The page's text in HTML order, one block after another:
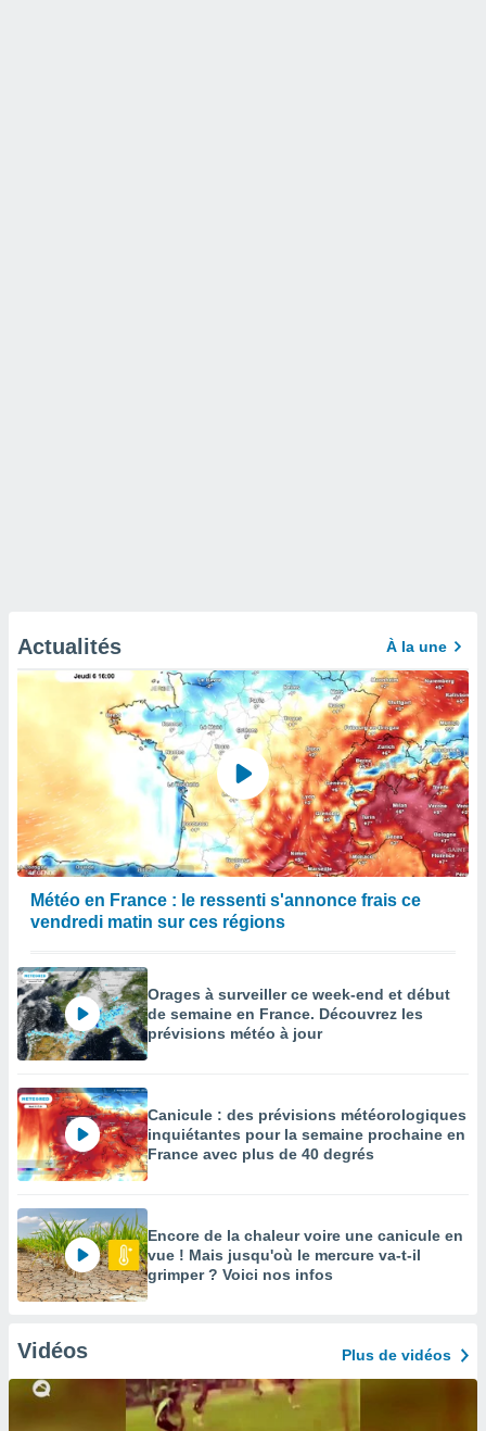
Actualités À la une
Météo en France : le ressenti s'annonce frais ce
vendredi matin sur ces régions
Orages à surveiller ce week-end et début
de semaine en France. Découvrez les
prévisions météo à jour
Canicule : des prévisions météorologiques
inquiétantes pour la semaine prochaine en
France avec plus de 40 degrés
Encore de la chaleur voire une canicule en
vue ! Mais jusqu'où le mercure va-t-il
grimper ? Voici nos infos
Vidéos Plus de vidéos